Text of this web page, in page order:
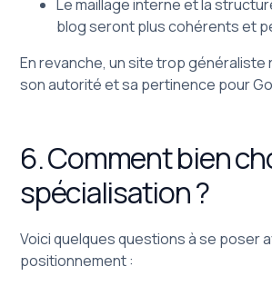
Le maillage interne et la
blog seront plus cohérents et
En revanche, un site trop généraliste
son autorité et sa pertinence pour
6. Comment bien
spécialisation ?
Voici quelques questions à se poser
positionnement :